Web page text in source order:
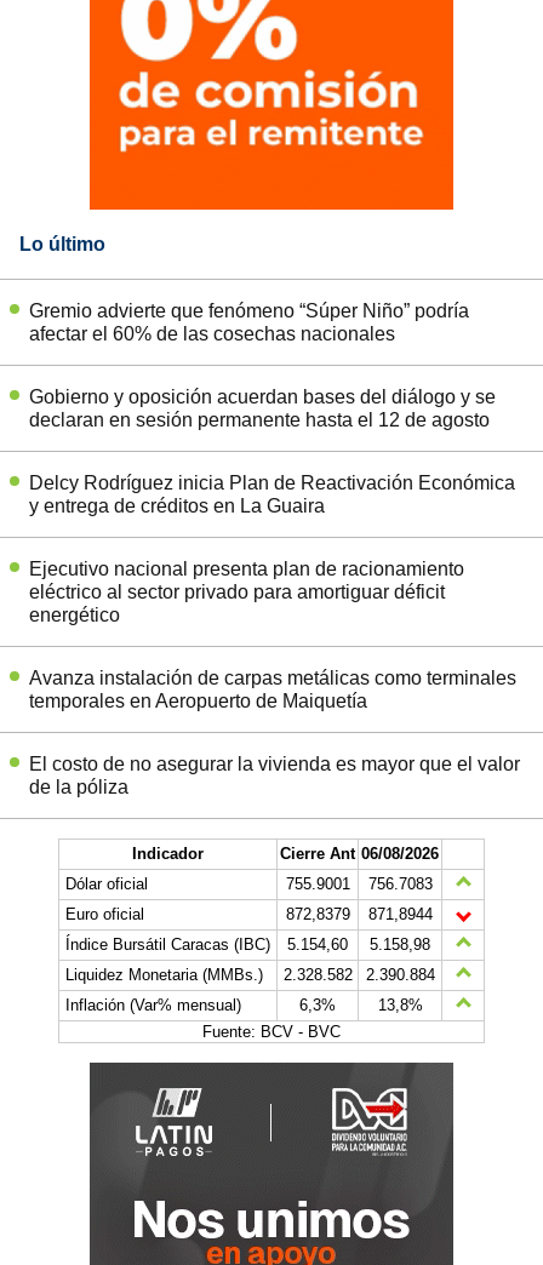
Lo último
Gremio advierte que fenómeno “Súper Niño” podría
afectar el 60% de las cosechas nacionales
Gobierno y oposición acuerdan bases del diálogo y se
declaran en sesión permanente hasta el 12 de agosto
Delcy Rodríguez inicia Plan de Reactivación Económica
y entrega de créditos en La Guaira
Ejecutivo nacional presenta plan de racionamiento
eléctrico al sector privado para amortiguar déficit
energético
Avanza instalación de carpas metálicas como terminales
temporales en Aeropuerto de Maiquetía
El costo de no asegurar la vivienda es mayor que el valor
de la póliza
Indicador Cierre Ant 06/08/2026
Dólar oficial
755.9001
756.7083
Euro oficial
872,8379
871,8944
Índice Bursátil Caracas (IBC)
5.154,60
5.158,98
Liquidez Monetaria (MMBs.)
2.328.582
2.390.884
Inflación (Var% mensual)
6,3%
13,8%
Fuente: BCV - BVC